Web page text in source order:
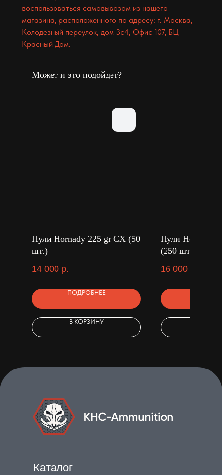
воспользоваться самовывозом из нашего
магазина, расположенного по адресу: г. Москва,
Колодезный переулок, дом 3с4, Офис 107, БЦ
Красный Дом.
Может и это подойдет?
Пули Hornady 225 gr СХ (50
шт.)
14 000 р.
ПОДРОБНЕЕ
В КОРЗИНУ
Пули Hornady
(250 шт.)
16 000
Каталог